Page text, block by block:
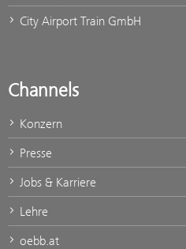
City Airport Train GmbH
Channels
Konzern
Presse
Jobs & Karriere
Lehre
oebb.at